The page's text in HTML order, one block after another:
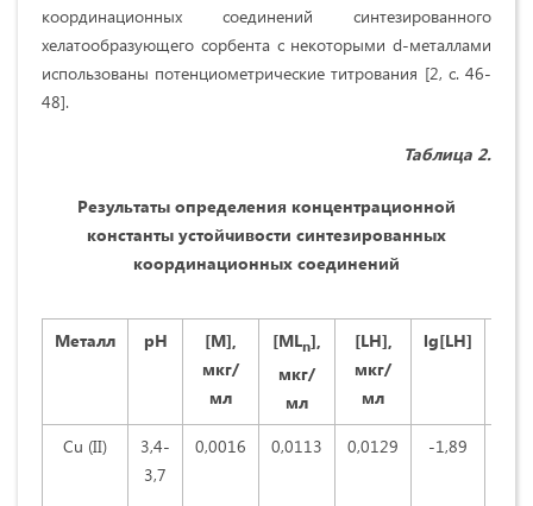
координационных соединений синтезированного
хелатообразующего сорбента с некоторыми d-металлами
использованы потенциометрические титрования [2, с. 46-
48].
Таблица 2.
Результаты определения концентрационной
константы устойчивости синтезированных
координационных соединений
Металл рН
[M],
мкг/
мл
[MLn],
мкг/
мл
[LH],
мкг/
мл
lg[LH]
Cu (II)
3,4-
3,7
0,0016 0,0113 0,0129 -1,89